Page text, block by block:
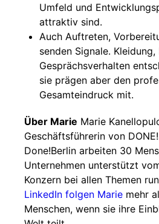
Umfeld und
attraktiv sind.
Auch Auftreten,
senden Signale.
Gesprächsverhalten
sie prägen aber den
Gesamteindruck mit.
Über Marie Marie
Geschäftsführerin von
Done!Berlin arbeiten 30
Unternehmen unterstützt
Konzern bei allen Themen
LinkedIn folgen Marie mehr
Menschen, wenn sie ihre